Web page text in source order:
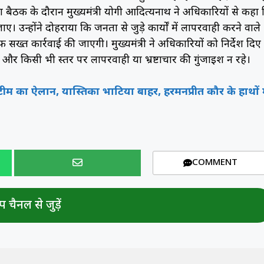
के दौरान मुख्यमंत्री योगी आदित्यनाथ ने अधिकारियों से कहा
उन्होंने दोहराया कि जनता से जुड़े कार्यों में लापरवाही करने वाले
कार्रवाई की जाएगी। मुख्यमंत्री ने अधिकारियों को निर्देश दिए
भी स्तर पर लापरवाही या भ्रष्टाचार की गुंजाइश न रहे।
का ऐलान, यास्तिका भाटिया बाहर, हरमनप्रीत कौर के हाथों
COMMENT
चैनल से जुड़ें